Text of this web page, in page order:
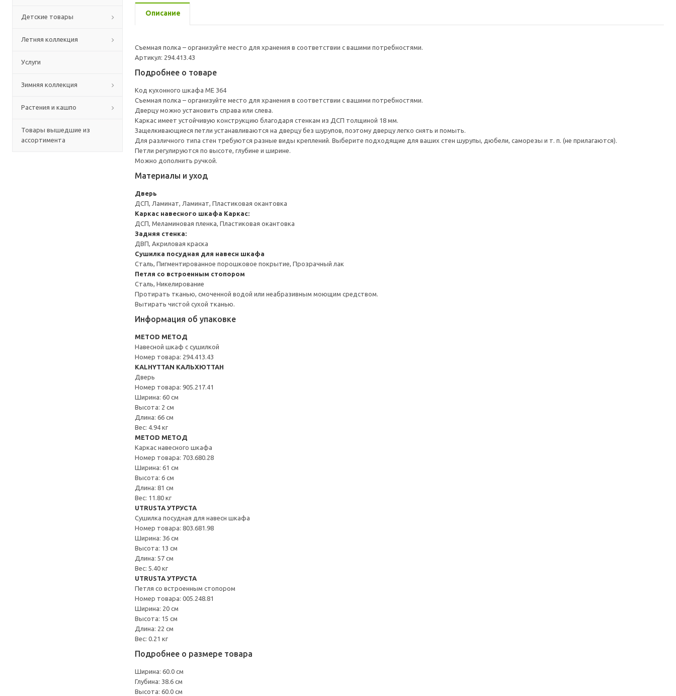
Детские товары
Летняя коллекция
Услуги
Зимняя коллекция
Растения и кашпо
Товары вышедшие из
ассортимента
Описание
Съемная полка – организуйте место для хранения в соответствии с вашими потребностями.
Артикул: 294.413.43
Подробнее о товаре
Код кухонного шкафа ME 364
Съемная полка – организуйте место для хранения в соответствии с вашими потребностями.
Дверцу можно установить справа или слева.
Каркас имеет устойчивую конструкцию благодаря стенкам из ДСП толщиной 18 мм.
Защелкивающиеся петли устанавливаются на дверцу без шурупов, поэтому дверцу легко снять и помыть.
Для различного типа стен требуются разные виды креплений. Выберите подходящие для ваших стен шурупы, дюбели, саморезы и т. п. (не прилагаются).
Петли регулируются по высоте, глубине и ширине.
Можно дополнить ручкой.
Материалы и уход
Дверь
ДСП, Ламинат, Ламинат, Пластиковая окантовка
Каркас навесного шкафа Каркас:
ДСП, Меламиновая пленка, Пластиковая окантовка
Задняя стенка:
ДВП, Акриловая краска
Сушилка посудная для навесн шкафа
Сталь, Пигментированное порошковое покрытие, Прозрачный лак
Петля со встроенным стопором
Сталь, Никелирование
Протирать тканью, смоченной водой или неабразивным моющим средством.
Вытирать чистой сухой тканью.
Информация об упаковке
METOD МЕТОД
Навесной шкаф с сушилкой
Номер товара: 294.413.43
KALHYTTAN КАЛЬХЮТТАН
Дверь
Номер товара: 905.217.41
Ширина: 60 см
Высота: 2 см
Длина: 66 см
Вес: 4.94 кг
METOD МЕТОД
Каркас навесного шкафа
Номер товара: 703.680.28
Ширина: 61 см
Высота: 6 см
Длина: 81 см
Вес: 11.80 кг
UTRUSTA УТРУСТА
Сушилка посудная для навесн шкафа
Номер товара: 803.681.98
Ширина: 36 см
Высота: 13 см
Длина: 57 см
Вес: 5.40 кг
UTRUSTA УТРУСТА
Петля со встроенным стопором
Номер товара: 005.248.81
Ширина: 20 см
Высота: 15 см
Длина: 22 см
Вес: 0.21 кг
Подробнее о размере товара
Ширина: 60.0 см
Глубина: 38.6 см
Высота: 60.0 см